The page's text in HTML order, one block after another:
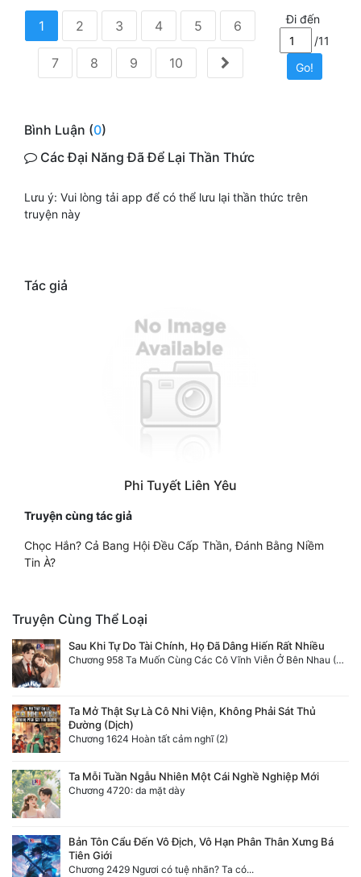
1 2 3 4 5 6
7 8 9 10
Đi đến
/11
Go!
Bình Luận (0)
Các Đại Năng Đã Để Lại Thần Thức
Lưu ý: Vui lòng tải app để có thể lưu lại thần thức trên
truyện này
Tác giả
Phi Tuyết Liên Yêu
Truyện cùng tác giả
Chọc Hắn? Cả Bang Hội Đều Cấp Thần, Đánh Bằng Niềm
Tin À?
Truyện Cùng Thể Loại
Sau Khi Tự Do Tài Chính, Họ Đã Dâng Hiến Rất Nhiều
Chương 958 Ta Muốn Cùng Các Cô Vĩnh Viễn Ở Bên Nhau (2) Hết
Ta Mở Thật Sự Là Cô Nhi Viện, Không Phải Sát Thủ
Đường (Dịch)
Chương 1624 Hoàn tất cảm nghĩ (2)
Ta Mỗi Tuần Ngẫu Nhiên Một Cái Nghề Nghiệp Mới
Chương 4720: da mặt dày
Bản Tôn Cẩu Đến Vô Địch, Vô Hạn Phân Thân Xưng Bá
Tiên Giới
Chương 2429 Ngươi có tuệ nhãn? Ta có...